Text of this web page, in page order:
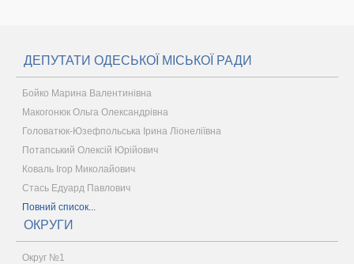
ДЕПУТАТИ ОДЕСЬКОЇ МІСЬКОЇ РАДИ
Бойко Марина Валентинівна
Макогонюк Ольга Олександрівна
Головатюк-Юзефпольська Ірина Ліонеліївна
Потапський Олексій Юрійович
Коваль Ігор Миколайович
Стась Едуард Павлович
Повний список...
ОКРУГИ
Округ №1